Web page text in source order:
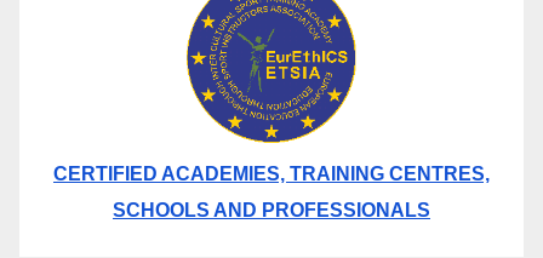
CERTIFIED ACADEMIES, TRAINING CENTRES,
SCHOOLS AND PROFESSIONALS